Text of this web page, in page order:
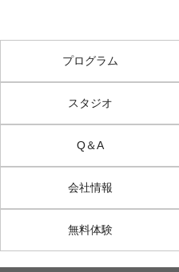
プログラム
スタジオ
Q＆A
会社情報
無料体験